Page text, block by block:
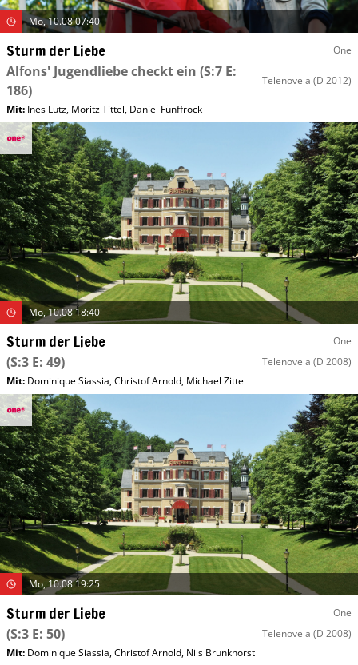
Mo, 10.08 07:40
Sturm der Liebe One
Alfons' Jugendliebe checkt ein (S:7 E:
186)
Telenovela (D 2012)
Mit: Ines Lutz, Moritz Tittel, Daniel Fünffrock
Mo, 10.08 18:40
Sturm der Liebe One
(S:3 E: 49) Telenovela (D 2008)
Mit: Dominique Siassia,Christof Arnold, Michael Zittel
Mo, 10.08 19:25
Sturm der Liebe One
(S:3 E: 50) Telenovela (D 2008)
Mit: Dominique Siassia,Christof Arnold, Nils Brunkhorst